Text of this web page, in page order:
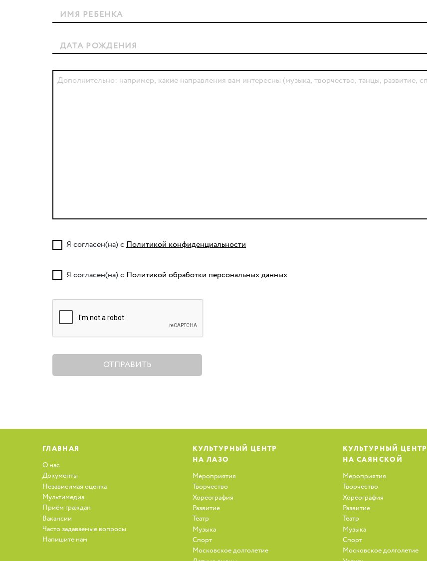
Я согласен(на) с Политикой конфиденциальности
Я согласен(на) с Политикой обработки персональных данных
ОТПРАВИТЬ
ГЛАВНАЯ
О нас
Документы
Независимая оценка
Мультимедиа
Приём граждан
Вакансии
Часто задаваемые вопросы
Напишите нам
КУЛЬТУРНЫЙ ЦЕНТР
НА ЛАЗО
Мероприятия
Творчество
Хореография
Развитие
Театр
Музыка
Спорт
Московское долголетие
КУЛЬТУРНЫЙ ЦЕНТР
НА САЯНСКОЙ
Мероприятия
Творчество
Хореография
Развитие
Театр
Музыка
Спорт
Московское долголетие